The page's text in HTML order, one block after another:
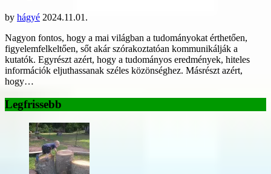
by hágyé 2024.11.01.
Nagyon fontos, hogy a mai világban a tudományokat érthetően,
figyelemfelkeltően, sőt akár szórakoztatóan kommunikálják a
kutatók. Egyrészt azért, hogy a tudományos eredmények, hiteles
információk eljuthassanak széles közönséghez. Másrészt azért,
hogy…
Legfrissebb